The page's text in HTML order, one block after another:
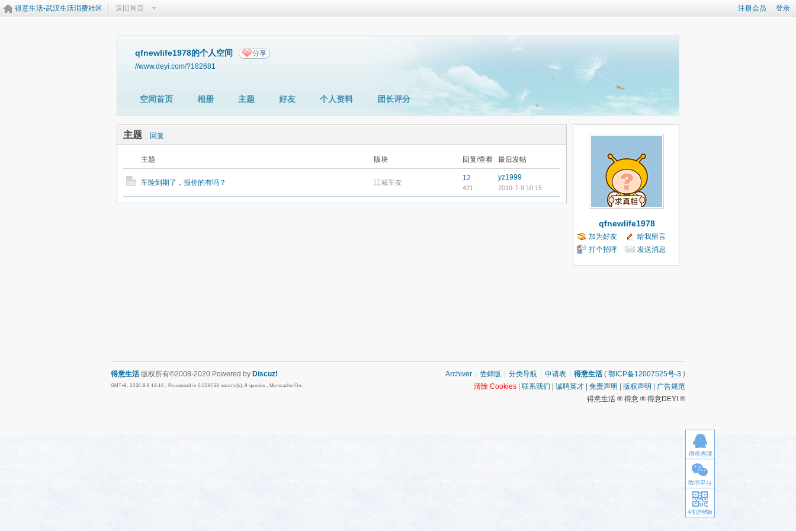
注册会员 登录
得意生活-武汉生活消费社区 返回首页
qfnewlife1978的个人空间 分享
//www.deyi.com/?182681
空间首页 相册 主题 好友 个人资料 团长评分
主题 回复
主题 版块 回复/查看 最后发帖
车险到期了，报价的有吗？ 江城车友
12
421
yz1999
2019-7-9 10:15
qfnewlife1978
加为好友
给我留言
打个招呼
发送消息
Archiver 尝鲜版 分类导航 申请表 得意生活 ( 鄂ICP备12007525号-3 )
清除 Cookies
联系我们 诚聘英才 免责声明 版权声明
广告规范
得意生活 ® 得意 ® 得意DEYI ®
得意生活 版权所有©2008-2020 Powered by Discuz!
GMT+8, 2026-8-9 19:16 , Processed in 0.029533 second(s), 8 queries , Memcache On.